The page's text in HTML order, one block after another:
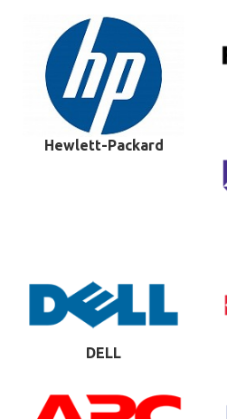
Hewlett-Packard
DELL